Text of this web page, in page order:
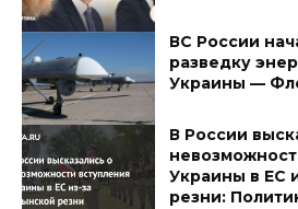
ВС России
разведку
Украины —
В России
Украины в ЕС
резни: